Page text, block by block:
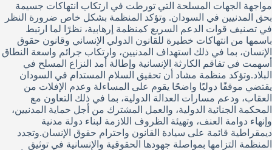
مواجهة الجهات المسلحة التي تورطت في ارتكاب انتهاكات جسيمة
بحق المدنيين في السودان. وتؤكد المنظمة بشكل خاص ضرورة النظر
في تصنيف قوات الدعم السريع كمنظمة إرهابية، نظرًا لما ارتبط
باسمها من انتهاكات خطيرة للقانون الدولي الإنساني وقانون حقوق
الإنسان، بما في ذلك استهداف المدنيين، وارتكاب جرائم واسعة النطاق
أسهمت في تفاقم الكارثة الإنسانية وإطالة أمد النزاع المسلح في
البلاد.وتؤكد منظمة مشاد أن تحقيق السلام المستدام في السودان
يقتضي موقفًا دوليًا واضحًا يقوم على المساءلة وعدم الإفلات من
العقاب، ودعم مسارات العدالة الدولية، بما في ذلك التعاون مع
المحكمة الجنائية الدولية، والعمل المشترك من أجل حماية المدنيين،
وإنهاء دوامة العنف، وتهيئة الظروف اللازمة لبناء دولة مدنية
ديمقراطية قائمة على سيادة القانون واحترام حقوق الإنسان.وتجدد
المنظمة التزامها بمواصلة جهودها الحقوقية والإنسانية في توثيق